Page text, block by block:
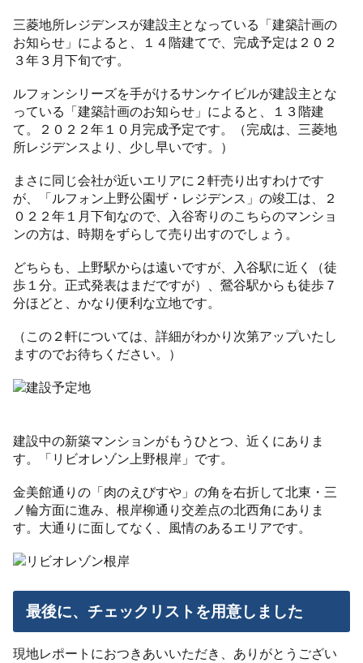
三菱地所レジデンスが建設主となっている「建築計画の
お知らせ」によると、１４階建てで、完成予定は２０２
３年３月下旬です。
ルフォンシリーズを手がけるサンケイビルが建設主とな
っている「建築計画のお知らせ」によると、１３階建
て。２０２２年１０月完成予定です。（完成は、三菱地
所レジデンスより、少し早いです。）
まさに同じ会社が近いエリアに２軒売り出すわけです
が、「ルフォン上野公園ザ・レジデンス」の竣工は、２
０２２年１月下旬なので、入谷寄りのこちらのマンショ
ンの方は、時期をずらして売り出すのでしょう。
どちらも、上野駅からは遠いですが、入谷駅に近く（徒
歩１分。正式発表はまだですが）、鶯谷駅からも徒歩７
分ほどと、かなり便利な立地です。
（この２軒については、詳細がわかり次第アップいたし
ますのでお待ちください。）
建設中の新築マンションがもうひとつ、近くにありま
す。「リビオレゾン上野根岸」です。
金美館通りの「肉のえびすや」の角を右折して北東・三
ノ輪方面に進み、根岸柳通り交差点の北西角にありま
す。大通りに面してなく、風情のあるエリアです。
最後に、チェックリストを用意しました
現地レポートにおつきあいいただき、ありがとうござい